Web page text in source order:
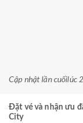
Cập nhật lần cuốilúc
Đặt vé và nhận ưu
City